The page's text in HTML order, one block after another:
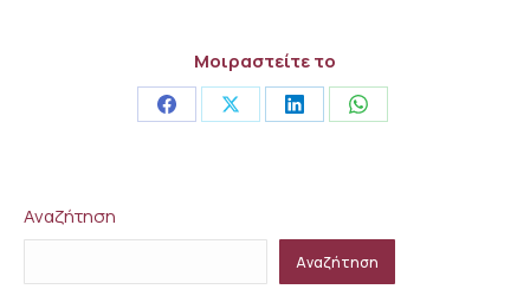
Μοιραστείτε το
Share Share Share Share
Αναζήτηση
Αναζήτηση